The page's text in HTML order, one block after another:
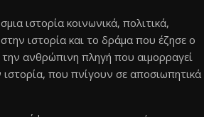
ιστορία κοινωνικά, πολιτικά,
ιστορία και το δράμα που έζησε ο
ανθρώπινη πληγή που αιμορραγεί
που πνίγουν σε αποσιωπητικά